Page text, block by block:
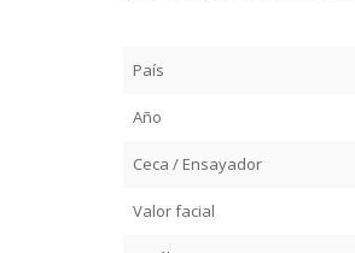
País
Año
Ceca / Ensayador
Valor facial